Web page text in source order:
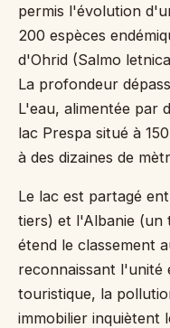
permis l'évolution
200 espèces
d'Ohrid (Salmo
La profondeur
L'eau, alimentée par
lac Prespa situé à
à des dizaines de
Le lac est partagé
tiers) et l'Albanie (un
étend le classement
reconnaissant l'unité
touristique, la
immobilier inquiètent